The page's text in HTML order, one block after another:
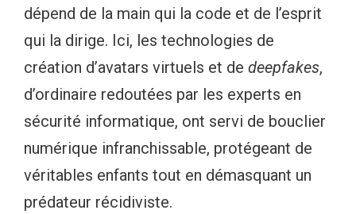
dépend de la main qui la code et de l’esprit
qui la dirige. Ici, les technologies de
création d’avatars virtuels et de deepfakes,
d’ordinaire redoutées par les experts en
sécurité informatique, ont servi de bouclier
numérique infranchissable, protégeant de
véritables enfants tout en démasquant un
prédateur récidiviste.